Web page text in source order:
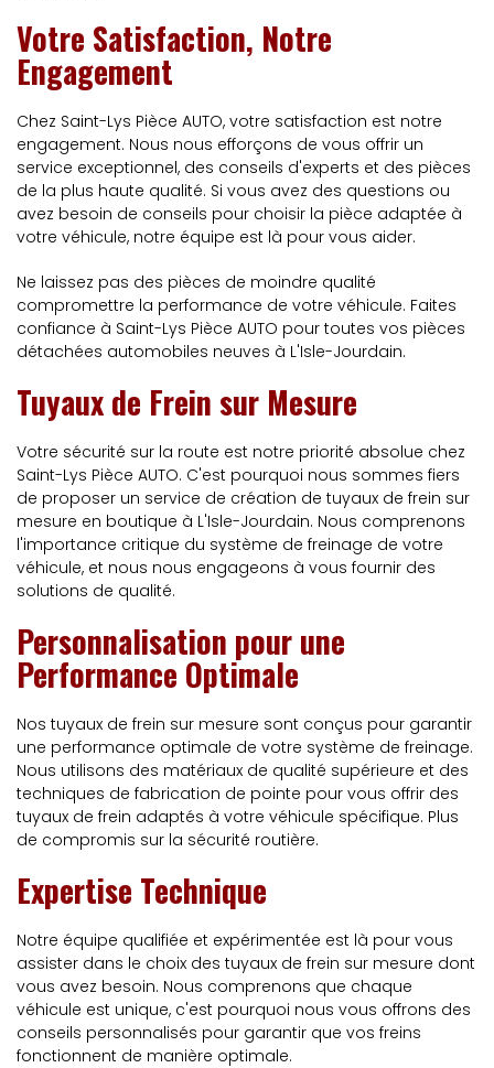
Votre Satisfaction, Notre
Engagement
Chez Saint-Lys Pièce AUTO, votre satisfaction est notre
engagement. Nous nous efforçons de vous offrir un
service exceptionnel, des conseils d'experts et des pièces
de la plus haute qualité. Si vous avez des questions ou
avez besoin de conseils pour choisir la pièce adaptée à
votre véhicule, notre équipe est là pour vous aider.
Ne laissez pas des pièces de moindre qualité
compromettre la performance de votre véhicule. Faites
confiance à Saint-Lys Pièce AUTO pour toutes vos pièces
détachées automobiles neuves à L'Isle-Jourdain.
Tuyaux de Frein sur Mesure
Votre sécurité sur la route est notre priorité absolue chez
Saint-Lys Pièce AUTO. C'est pourquoi nous sommes fiers
de proposer un service de création de tuyaux de frein sur
mesure en boutique à L'Isle-Jourdain. Nous comprenons
l'importance critique du système de freinage de votre
véhicule, et nous nous engageons à vous fournir des
solutions de qualité.
Personnalisation pour une
Performance Optimale
Nos tuyaux de frein sur mesure sont conçus pour garantir
une performance optimale de votre système de freinage.
Nous utilisons des matériaux de qualité supérieure et des
techniques de fabrication de pointe pour vous offrir des
tuyaux de frein adaptés à votre véhicule spécifique. Plus
de compromis sur la sécurité routière.
Expertise Technique
Notre équipe qualifiée et expérimentée est là pour vous
assister dans le choix des tuyaux de frein sur mesure dont
vous avez besoin. Nous comprenons que chaque
véhicule est unique, c'est pourquoi nous vous offrons des
conseils personnalisés pour garantir que vos freins
fonctionnent de manière optimale.